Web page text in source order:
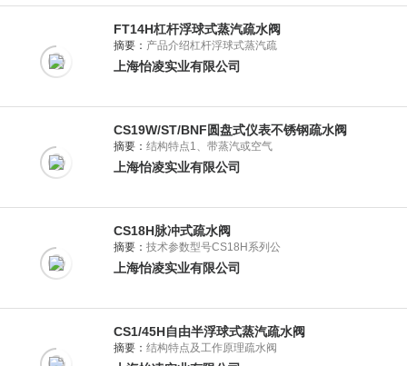
FT14H杠杆浮球式蒸汽疏水阀
摘要： 产品介绍杠杆浮球式蒸汽疏
上海怡凌实业有限公司
CS19W/ST/BNF圆盘式仪表不锈钢疏水阀
摘要： 结构特点1、带蒸汽或空气
上海怡凌实业有限公司
CS18H脉冲式疏水阀
摘要： 技术参数型号CS18H系列公
上海怡凌实业有限公司
CS1/45H自由半浮球式蒸汽疏水阀
摘要： 结构特点及工作原理疏水阀